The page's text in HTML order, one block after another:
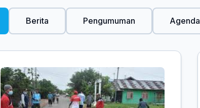
Berita Pengumuman Agenda